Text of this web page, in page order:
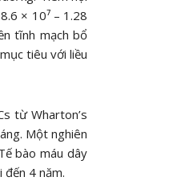
× 10⁷ – 1.28
tĩnh mạch bổ
tiêu với liều
từ Wharton’s
Một nghiên
bào máu dây
4 năm.